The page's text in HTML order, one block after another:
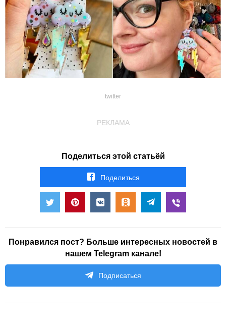
twitter
РЕКЛАМА
Поделиться этой статьёй
Поделиться
Понравился пост? Больше интересных новостей в
нашем Telegram канале!
Подписаться